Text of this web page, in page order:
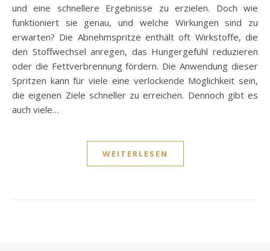
und eine schnellere Ergebnisse zu erzielen. Doch wie
funktioniert sie genau, und welche Wirkungen sind zu
erwarten? Die Abnehmspritze enthält oft Wirkstoffe, die
den Stoffwechsel anregen, das Hungergefühl reduzieren
oder die Fettverbrennung fördern. Die Anwendung dieser
Spritzen kann für viele eine verlockende Möglichkeit sein,
die eigenen Ziele schneller zu erreichen. Dennoch gibt es
auch viele…
WEITERLESEN